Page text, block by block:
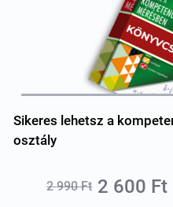
Sikeres lehetsz a
osztály
2 990 Ft 2 600 Ft